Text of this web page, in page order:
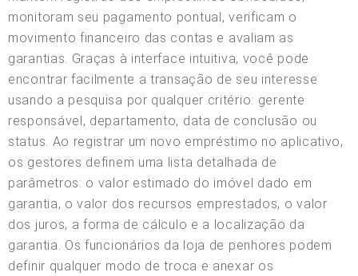
monitoram seu pagamento pontual, verificam o
movimento financeiro das contas e avaliam as
garantias. Graças à interface intuitiva, você pode
encontrar facilmente a transação de seu interesse
usando a pesquisa por qualquer critério: gerente
responsável, departamento, data de conclusão ou
status. Ao registrar um novo empréstimo no aplicativo,
os gestores definem uma lista detalhada de
parâmetros: o valor estimado do imóvel dado em
garantia, o valor dos recursos emprestados, o valor
dos juros, a forma de cálculo e a localização da
garantia. Os funcionários da loja de penhores podem
definir qualquer modo de troca e anexar os